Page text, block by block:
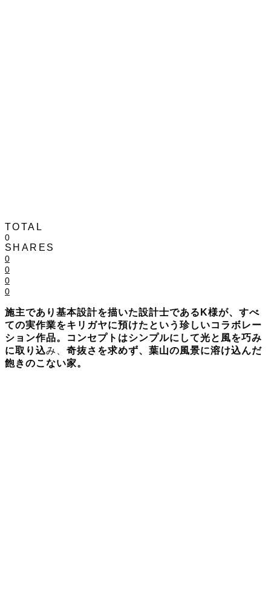
TOTAL
0
SHARES
0
0
0
0
施主であり基本設計を描いた設計士であるK様が、すべ
ての実作業をキリガヤに預けたという珍しいコラボレー
ション作品。コンセプトはシンプルにして光と風を巧み
に取り込み、 奇抜さを求めず、葉山の風景に溶け込んだ
飽きのこない家。